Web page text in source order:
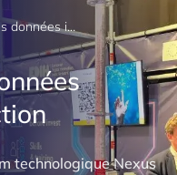
Transformer les données industrielles en action
technologique Nexus